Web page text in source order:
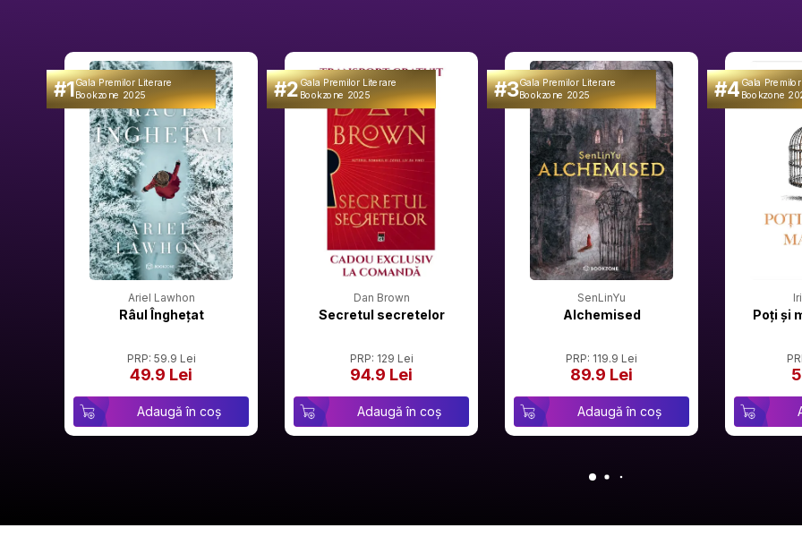
#1Gala Premilor Literare
Bookzone 2025
Ariel Lawhon
Râul Înghețat
PRP: 59.9 Lei
49.9 Lei
Adaugă în coș
#2Gala Premilor Literare
Bookzone 2025
Dan Brown
Secretul secretelor
PRP: 129 Lei
94.9 Lei
Adaugă în coș
#3Gala Premilor Literare
Bookzone 2025
SenLinYu
Alchemised
PRP: 119.9 Lei
89.9 Lei
Adaugă în coș
#4Gala
Bookzone
Poți și